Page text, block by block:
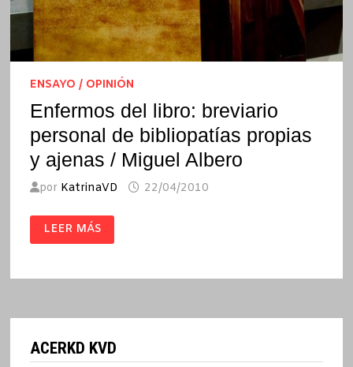
ENSAYO / OPINIÓN
Enfermos del libro: breviario
personal de bibliopatías propias
y ajenas / Miguel Albero
por KatrinaVD 22/04/2010
ENFERMOS
DEL
LIBRO:
DE
AJENAS
MIGUEL
ALBERO
LEER MÁS
ACERKD KVD